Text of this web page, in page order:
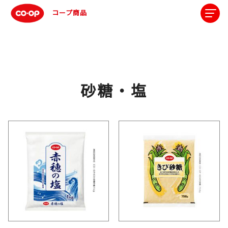
コープ商品
砂糖・塩